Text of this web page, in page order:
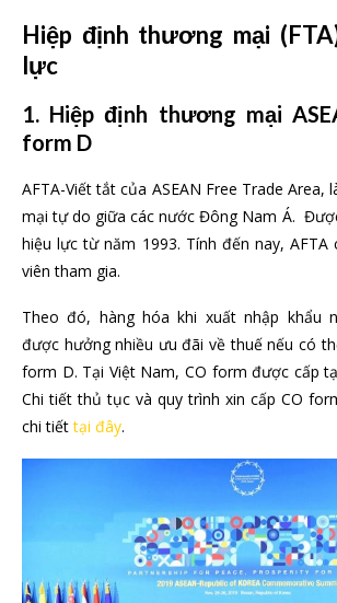
Hiệp định thương mại
lực
1. Hiệp định thương mại
form D
AFTA-Viết tắt của ASEAN Free Trade Area,
mại tự do giữa các nước Đông Nam Á.
hiệu lực từ năm 1993. Tính đến nay,
viên tham gia.
Theo đó, hàng hóa khi xuất nhập khẩu
được hưởng nhiều ưu đãi về thuế nếu có
form D. Tại Việt Nam, CO form được cấp
Chi tiết thủ tục và quy trình xin cấp CO
chi tiếttại đây.